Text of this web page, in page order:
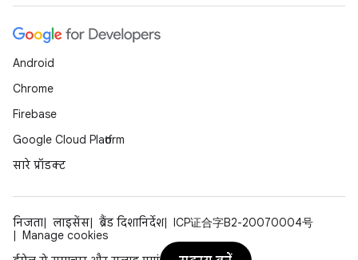
Android
Chrome
Firebase
Google Cloud Platform
सारे प्रॉडक्ट
निजता लाइसेंस ब्रैंड दिशानिर्देश
ICP证合字B2-20070004号
Manage cookies